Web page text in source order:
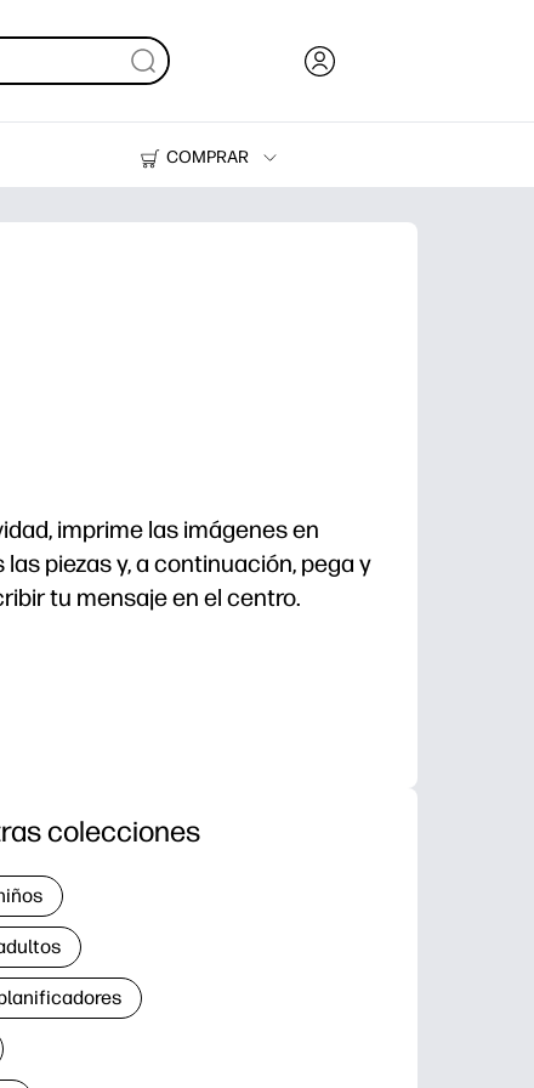
COMPRAR
Impresoras
imprime las imágenes en
piezas y, a continuación, pega y
tu mensaje en el centro.
colecciones